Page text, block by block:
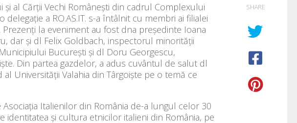
al Cărții Vechi Românești din cadrul Complexului
a RO.AS.IT. s-a întâlnit cu membri ai filialei
la eveniment au fost dna președinte Ioana
dar și dl Felix Goldbach, inspectorul minorității
București și dl Doru Georgescu,
Din partea gazdelor, a adus cuvântul de salut dl
Universității Valahia din Târgoiște pe o temă ce
Italienilor din România de-a lungul celor 30
și cultura etnicilor italieni din România, pe
SHARE